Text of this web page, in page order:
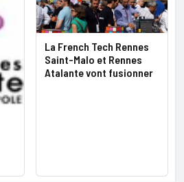
La French Tech Rennes
Saint-Malo et Rennes
Atalante vont fusionner